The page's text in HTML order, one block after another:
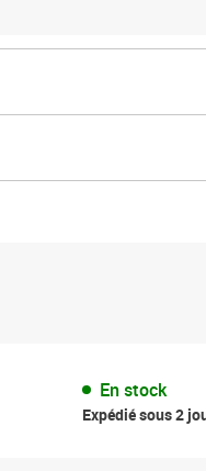
En stock
Expédié sous 2